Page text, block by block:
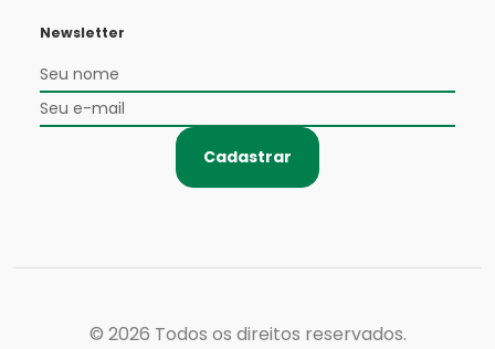
Newsletter
Cadastrar
© 2026 Todos os direitos reservados.